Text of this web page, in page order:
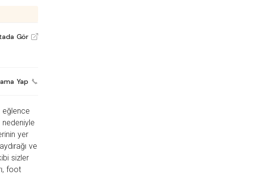
Gör V
Yap
eğlence
nedeniyle
yer
ve
sizler
foot